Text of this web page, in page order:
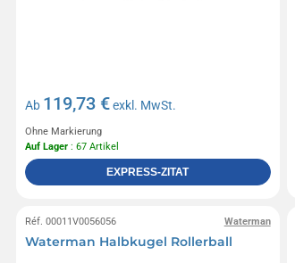
Ab 119,73 €exkl. MwSt.
Ohne Markierung
Auf Lager : 67 Artikel
EXPRESS-ZITAT
Waterman
Réf. 00011V0056056
Waterman Halbkugel Rollerball